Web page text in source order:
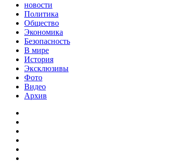
новости
Политика
Общество
Экономика
Безопасность
В мире
История
Эксклюзивы
Фото
Видео
Архив